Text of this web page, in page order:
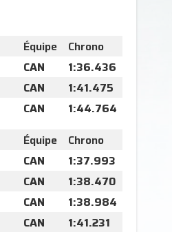
Équipe
Chrono
CAN
1:36.436
CAN
1:41.475
CAN
1:44.764
Équipe
Chrono
CAN
1:37.993
CAN
1:38.470
CAN
1:38.984
CAN
1:41.231